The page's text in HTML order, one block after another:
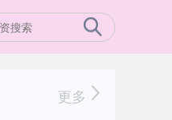
更多